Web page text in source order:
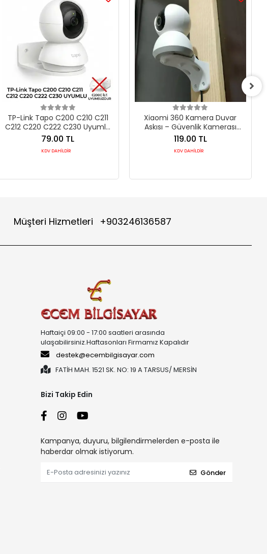
TP-Link Tapo C200 C210 C211
C212 C220 C222 C230 Uyumlu
Kamera Duvar Standı
79.00 TL
KDV DAHİLDİR
Xiaomi 360 Kamera Duvar
Askısı – Güvenlik Kamerası
Duvar Standı
119.00 TL
KDV DAHİLDİR
Müşteri Hizmetleri +903246136587
Haftaiçi 09:00 - 17:00 saatleri arasında
ulaşabilirsiniz.Haftasonları Firmamız Kapalıdır
destek@ecembilgisayar.com
FATİH MAH. 1521 SK. NO: 19 A TARSUS/ MERSİN
Bizi Takip Edin
Kampanya, duyuru, bilgilendirmelerden e-posta ile
haberdar olmak istiyorum.
Gönder